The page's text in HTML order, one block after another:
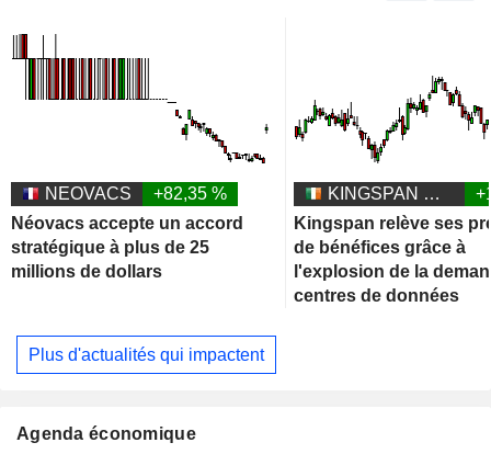
NEOVACS
+82,35 %
Néovacs accepte un accord
stratégique à plus de 25
millions de dollars
KINGSPAN GROUP PLC
Kingspan relève ses
de bénéfices grâce à
l'explosion de la
centres de données
Plus d'actualités qui impactent
Agenda économique